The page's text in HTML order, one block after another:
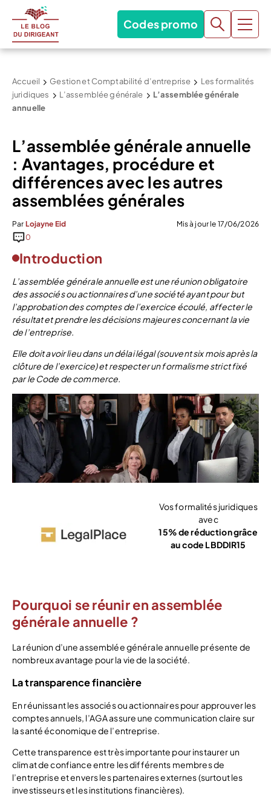
Codes promo
Accueil Gestion et Comptabilité d’entreprise
Les formalités
juridiques
L’assemblée générale
L’assemblée générale
annuelle
L’assemblée générale annuelle
: Avantages, procédure et
différences avec les autres
assemblées générales
Par Lojayne Eid
Mis à jour le 17/06/2026
0
Introduction
L’assemblée générale annuelle est une réunion obligatoire
des associés ou actionnaires d’une société ayant pour but
l’approbation des comptes de l’exercice écoulé, affecter le
résultat et prendre les décisions majeures concernant la vie
de l’entreprise.
Elle doit avoir lieu dans un délai légal (souvent six mois après la
clôture de l’exercice) et respecter un formalisme strict fixé
par le Code de commerce.
Vos formalités juridiques
avec
15%deréductiongrâce
au code LBDDIR15
Pourquoi se réunir en assemblée
générale annuelle ?
La réunion d’une assemblée générale annuelle présente de
nombreux avantage pour la vie de la société.
La transparence financière
En réunissant les associés ou actionnaires pour approuver les
comptes annuels, l’AGA assure une communication claire sur
la santé économique de l’entreprise.
Cette transparence est très importante pour instaurer un
climat de confiance entre les différents membres de
l’entreprise et envers les partenaires externes (surtout les
investisseurs et les institutions financières).​